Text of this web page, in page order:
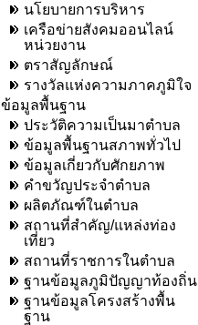
นโยบายการบริหาร
เครือข่ายสังคมออนไลน์
หน่วยงาน
ตราสัญลักษณ์
รางวัลแห่งความภาคภูมิใจ
ข้อมูลพื้นฐาน
ประวัติความเป็นมาตำบล
ข้อมูลพื้นฐานสภาพทั่วไป
ข้อมูลเกี่ยวกับศักยภาพ
คำขวัญประจำตำบล
ผลิตภัณฑ์ในตำบล
สถานที่สำคัญ/แหล่งท่อง
เที่ยว
สถานที่ราชการในตำบล
ฐานข้อมูลภูมิปัญญาท้องถิ่น
ฐานข้อมูลโครงสร้างพื้น
ฐาน